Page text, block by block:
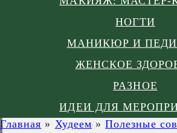
НОГТИ
МАНИКЮР И
ЖЕНСКОЕ
РАЗНОЕ
ИДЕИ ДЛЯ
Главная » Худеем » Полезные